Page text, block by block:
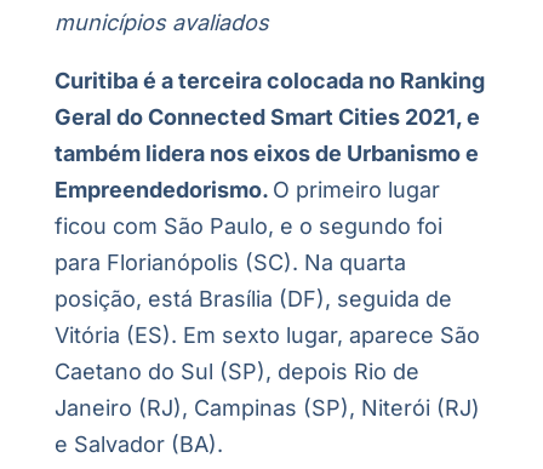
municípios avaliados
Curitiba é a terceira colocada no Ranking
Geral do Connected Smart Cities 2021, e
também lidera nos eixos de Urbanismo e
Empreendedorismo. O primeiro lugar
ficou com São Paulo, e o segundo foi
para Florianópolis (SC). Na quarta
posição, está Brasília (DF), seguida de
Vitória (ES). Em sexto lugar, aparece São
Caetano do Sul (SP), depois Rio de
Janeiro (RJ), Campinas (SP), Niterói (RJ)
e Salvador (BA).